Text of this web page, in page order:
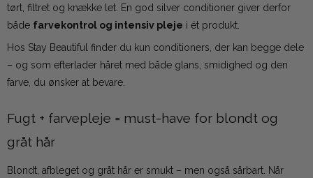
tørt, filtret og knække let. En god silver conditioner giver derfor
både farvekontrol og intensiv pleje i ét produkt.
Hos Stay Beautiful finder du kun conditioners, der kan begge dele
– og som efterlader håret med både glans, smidighed og den
farve, du ønsker at bevare.
Fugt + farvepleje = must-have for blondt og
gråt hår
Blondt, afbleget og gråt hår er smukt – men også sårbart. Når